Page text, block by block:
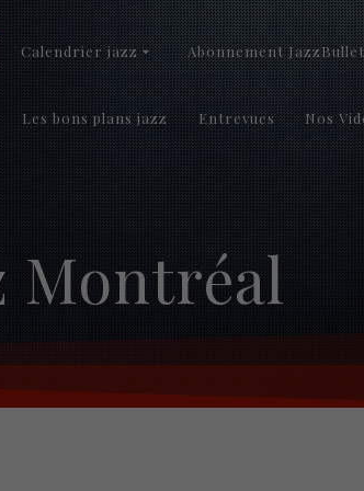
Calendrier jazz Abonnement
Les bons plans jazz Entrevues Nos
Montréal